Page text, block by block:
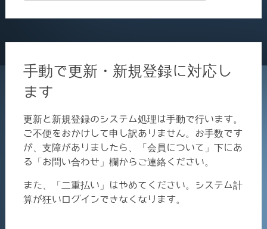
手動で更新・新規登録に対応し
ます
更新と新規登録のシステム処理は手動で行います。
ご不便をおかけして申し訳ありません。お手数です
が、支障がありましたら、「会員について」下にあ
る「お問い合わせ」欄からご連絡ください。
また、「二重払い」はやめてください。システム計
算が狂いログインできなくなります。